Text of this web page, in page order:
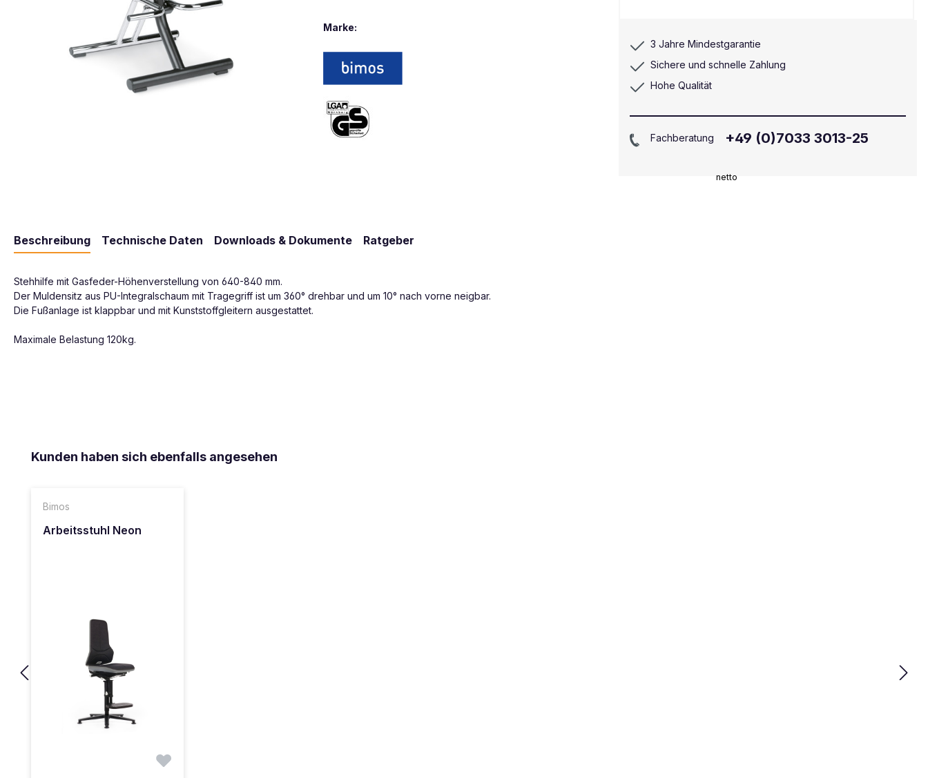
Marke:
netto
3 Jahre Mindestgarantie
Sichere und schnelle Zahlung
Hohe Qualität
Fachberatung +49 (0)7033 3013-25
Beschreibung Technische Daten Downloads & Dokumente Ratgeber
Stehhilfe mit Gasfeder-Höhenverstellung von 640-840 mm.
Der Muldensitz aus PU-Integralschaum mit Tragegriff ist um 360° drehbar und um 10° nach vorne neigbar.
Die Fußanlage ist klappbar und mit Kunststoffgleitern ausgestattet.
Maximale Belastung 120kg.
Produktgalerie überspringen
Kunden haben sich ebenfalls angesehen
Bimos
Arbeitsstuhl Neon